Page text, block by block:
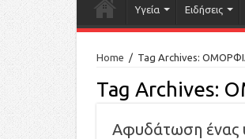
Υγεία Ειδήσεις
Home / Tag Archives:
Tag Archives:
Αφυδάτωση ένας